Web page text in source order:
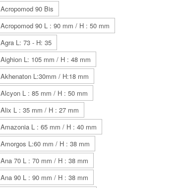
Acropomod 90 Bis
Acropomod 90 L : 90 mm / H : 50 mm
Agra L: 73 - H: 35
Aighion L: 105 mm / H : 48 mm
Akhenaton L:30mm / H:18 mm
Alcyon L : 85 mm / H : 50 mm
Alix L : 35 mm / H : 27 mm
Amazonia L : 65 mm / H : 40 mm
Amorgos L:60 mm / H : 38 mm
Ana 70 L : 70 mm / H : 38 mm
Ana 90 L : 90 mm / H : 38 mm